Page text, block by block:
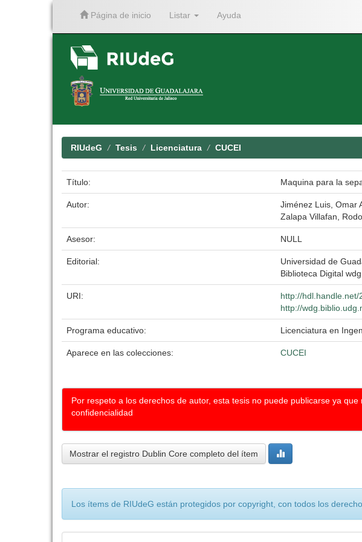
Página de inicio Listar Ayuda
RIUdeG Tesis Licenciatura CUCEI
Título: Maquina para la
Autor:
Jiménez Luis, Omar
Zalapa Villafan,
Asesor: NULL
Editorial:
Universidad de
Biblioteca Digital
URI:
http://
http://
Programa educativo: Licenciatura en
Aparece en las colecciones: CUCEI
Por respeto a los derechos de autor, esta tesis no puede publicarse ya
confidencialidad
Mostrar el registro Dublin Core completo del ítem
Los ítems de RIUdeG están protegidos por copyright, con todos los